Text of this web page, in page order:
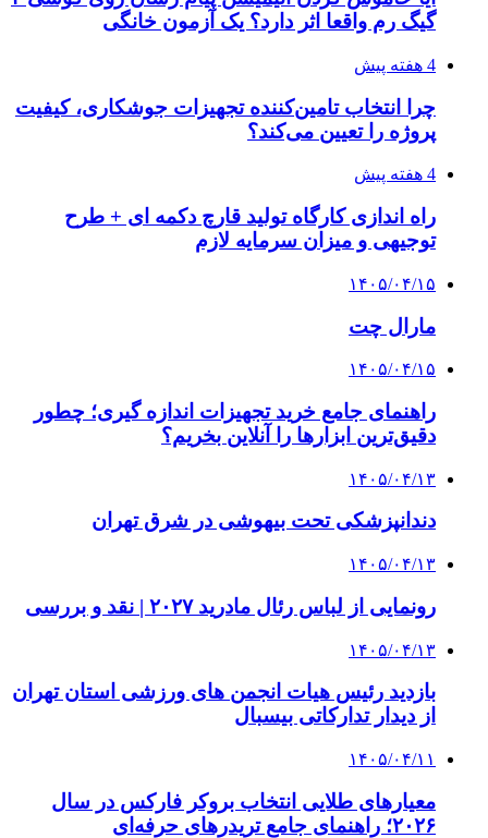
گیگ رم واقعا اثر دارد؟ یک آزمون خانگی
4 هفته پیش
چرا انتخاب تامین‌کننده تجهیزات جوشکاری، کیفیت
پروژه را تعیین می‌کند؟
4 هفته پیش
راه اندازی کارگاه تولید قارچ دکمه ای + طرح
توجیهی و میزان سرمایه لازم
۱۴۰۵/۰۴/۱۵
مارال چت
۱۴۰۵/۰۴/۱۵
راهنمای جامع خرید تجهیزات اندازه گیری؛ چطور
دقیق‌ترین ابزارها را آنلاین بخریم؟
۱۴۰۵/۰۴/۱۳
دندانپزشکی تحت بیهوشی در شرق تهران
۱۴۰۵/۰۴/۱۳
رونمایی از لباس رئال مادرید ۲۰۲۷ | نقد و بررسی
۱۴۰۵/۰۴/۱۳
بازدید رئیس هیات انجمن های ورزشی استان تهران
از دیدار تدارکاتی بیسبال
۱۴۰۵/۰۴/۱۱
معیارهای طلایی انتخاب بروکر فارکس در سال
۲۰۲۶؛ راهنمای جامع تریدرهای حرفه‌ای